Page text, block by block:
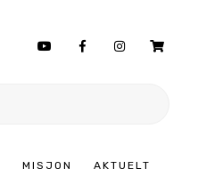
MISJON AKTUELT